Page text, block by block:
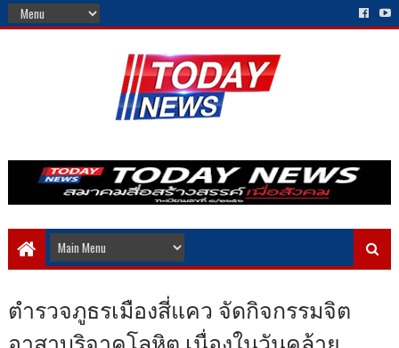
ตำรวจภูธร​เมืองสี่แคว จัดกิจกรรม​จิต
อาสาบริจาคโลหิต เนื่องในวันคล้าย